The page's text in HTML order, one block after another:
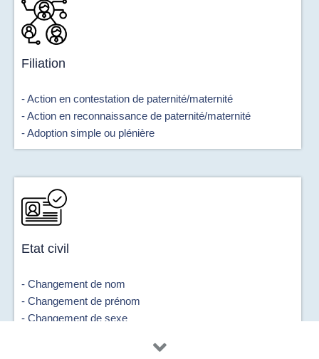
Filiation
- Action en contestation de paternité/maternité
- Action en reconnaissance de paternité/maternité
- Adoption simple ou plénière
Etat civil
- Changement de nom
- Changement de prénom
- Changement de sexe